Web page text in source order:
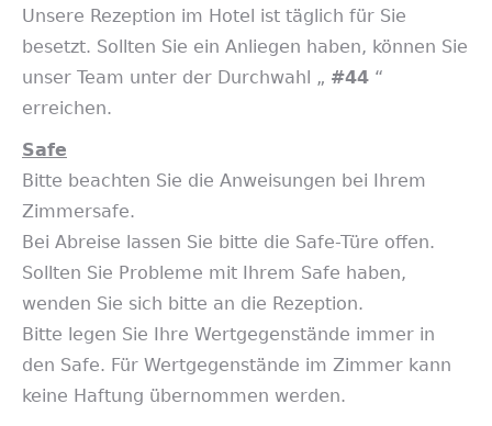
Unsere Rezeption im Hotel ist täglich für Sie
besetzt. Sollten Sie ein Anliegen haben, können Sie
unser Team unter der Durchwahl „ #44 “
erreichen.
Safe
Bitte beachten Sie die Anweisungen bei Ihrem
Zimmersafe.
Bei Abreise lassen Sie bitte die Safe-Türe offen.
Sollten Sie Probleme mit Ihrem Safe haben,
wenden Sie sich bitte an die Rezeption.
Bitte legen Sie Ihre Wertgegenstände immer in
den Safe. Für Wertgegenstände im Zimmer kann
keine Haftung übernommen werden.